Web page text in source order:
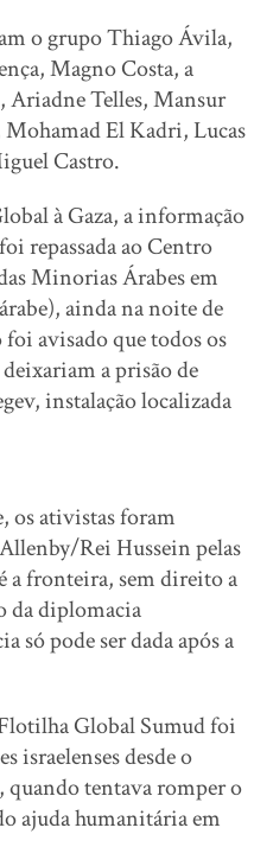
o grupo Thiago Ávila,
Magno Costa, a
Telles, Mansur
El Kadri, Lucas
Castro.
à Gaza, a informação
repassada ao Centro
Minorias Árabes em
ainda na noite de
avisado que todos os
a prisão de
instalação localizada
os ativistas foram
Rei Hussein pelas
a fronteira, sem direito a
da diplomacia
só pode ser dada após a
Global Sumud foi
israelenses desde o
tentava romper o
ajuda humanitária em